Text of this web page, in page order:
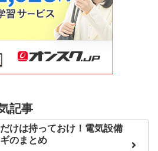
記事
けは持っておけ！電気設備
のまとめ